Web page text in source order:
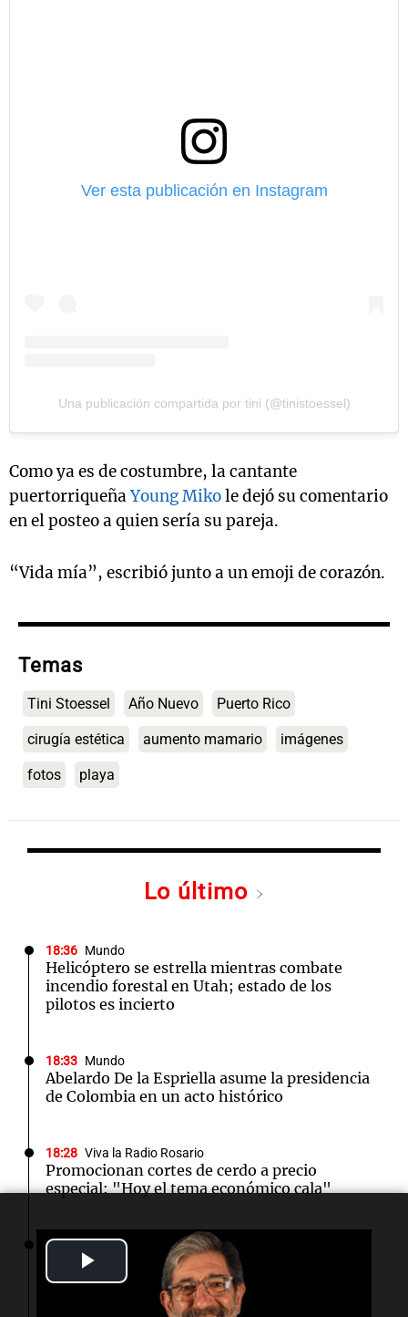
Video
Ver esta publicación en Instagram
Una publicación compartida por tini (@tinistoessel)
Como ya es de costumbre, la cantante
puertorriqueñaYoung Mikole dejó su comentario
en el posteo a quien sería su pareja.
“Vida mía”, escribió junto a un emoji de corazón.
Temas
Tini Stoessel Año Nuevo Puerto Rico
cirugía estética aumento mamario imágenes
fotos playa
Lo último
18:36 Mundo
Helicóptero se estrella mientras combate
incendio forestal en Utah; estado de los
pilotos es incierto
18:33 Mundo
Abelardo De la Espriella asume la presidencia
de Colombia en un acto histórico
18:28 Viva la Radio Rosario
Promocionan cortes de cerdo a precio
especial: "Hoy el tema económico cala"
18:15 Espectáculos
Laura Ubfal aclara su situación en Gran
Hermano tras rumores de suspensión en